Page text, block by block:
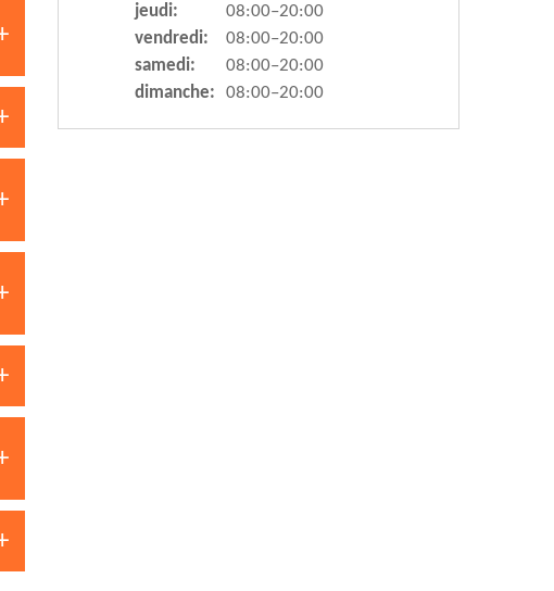
jeudi:
08:00–20:00
vendredi:
08:00–20:00
samedi:
08:00–20:00
dimanche:
08:00–20:00